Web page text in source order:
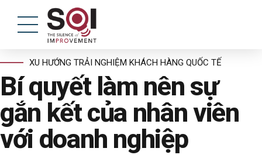
XU HƯỚNG TRẢI NGHIỆM KHÁCH HÀNG QUỐC TẾ
Bí quyết làm nên sự
gắn kết của nhân viên
với doanh nghiệp